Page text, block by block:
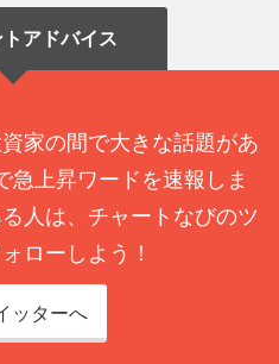
アドバイス
家の間で大きな話題があ
急上昇ワードを速報しま
人は、チャートなびのツ
ローしよう！
ッターへ